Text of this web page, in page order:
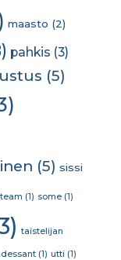
maasto (2)
pahkis (3)
(5)
(5) sissi
(1) some (1)
taistelijan
(1) utti (1)